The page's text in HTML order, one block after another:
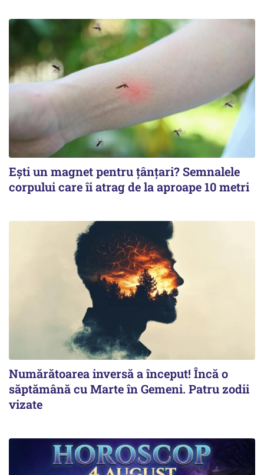
Ești un magnet pentru țânțari? Semnalele
corpului care îi atrag de la aproape 10 metri
Numărătoarea inversă a început! Încă o
săptămână cu Marte în Gemeni. Patru zodii
vizate